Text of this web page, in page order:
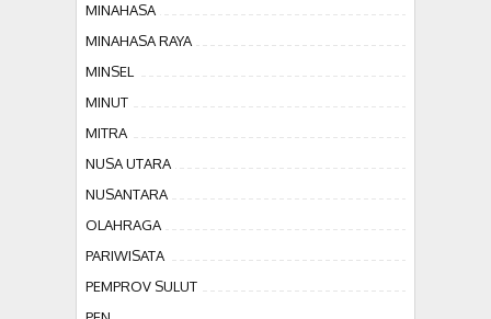
MINAHASA
MINAHASA RAYA
MINSEL
MINUT
MITRA
NUSA UTARA
NUSANTARA
OLAHRAGA
PARIWISATA
PEMPROV SULUT